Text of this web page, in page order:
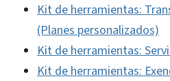
Kit de herramientas:
(Planes personalizados)
Kit de herramientas:
Kit de herramientas: